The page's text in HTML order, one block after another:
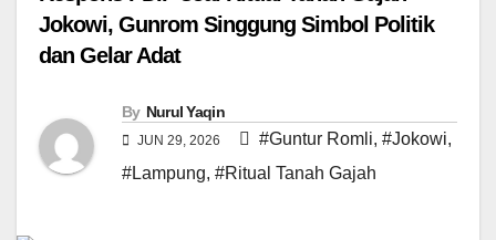
Jokowi, Gunrom Singgung Simbol Politik
dan Gelar Adat
By Nurul Yaqin
JUN 29, 2026 #Guntur Romli, #Jokowi,
#Lampung, #Ritual Tanah Gajah